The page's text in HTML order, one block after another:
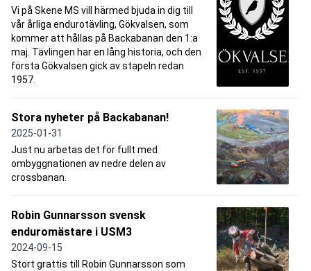
Vi på Skene MS vill härmed bjuda in dig till
vår årliga endurotävling, Gökvalsen, som
kommer att hållas på Backabanan den 1:a
maj. Tävlingen har en lång historia, och den
första Gökvalsen gick av stapeln redan
1957.
Stora nyheter på Backabanan!
2025-01-31
Just nu arbetas det för fullt med
ombyggnationen av nedre delen av
crossbanan.
Robin Gunnarsson svensk
enduromästare i USM3
2024-09-15
Stort grattis till Robin Gunnarsson som